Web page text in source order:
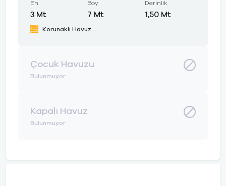
En
3 Mt
Boy
7 Mt
Derinlik
1,50 Mt
Korunaklı Havuz
Çocuk Havuzu
Bulunmuyor
Kapalı Havuz
Bulunmuyor